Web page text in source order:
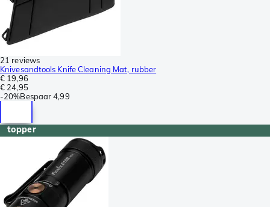
21 reviews
Knivesandtools Knife Cleaning Mat, rubber
€ 19,96
€ 24,95
-20%Bespaar 4,99
topper